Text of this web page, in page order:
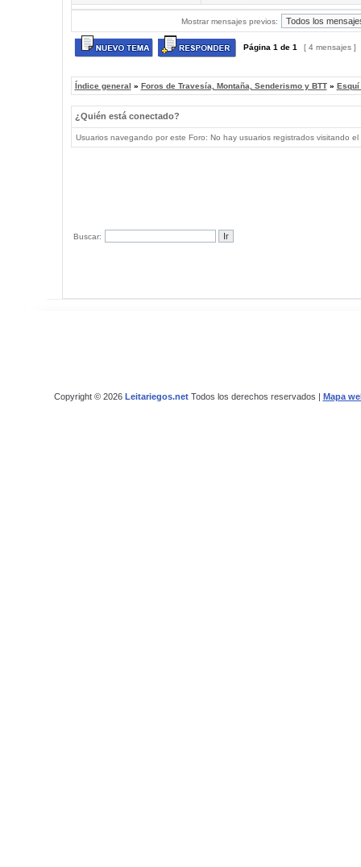
Mostrar mensajes previos:
Página 1 de 1 [ 4 mensajes ]
Índice general » Foros de Travesía, Montaña, Senderismo y BTT» Esquí
¿Quién está conectado?
Usuarios navegando por este Foro: No hay usuarios registrados visitando
Buscar:
Copyright © 2026 Leitariegos.netTodos los derechos reservados | Mapa